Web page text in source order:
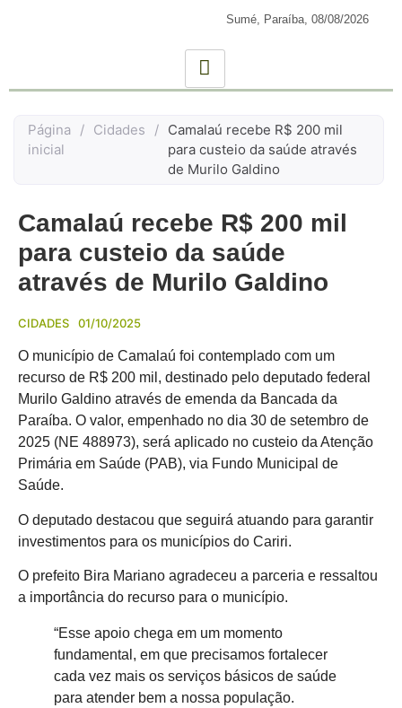
Sumé, Paraíba, 08/08/2026
Página
inicial
/ Cidades / Camalaú recebe R$ 200 mil
para custeio da saúde através
de Murilo Galdino
Camalaú recebe R$ 200 mil
para custeio da saúde
através de Murilo Galdino
CIDADES 01/10/2025
O município de Camalaú foi contemplado com um
recurso de R$ 200 mil, destinado pelo deputado federal
Murilo Galdino através de emenda da Bancada da
Paraíba. O valor, empenhado no dia 30 de setembro de
2025 (NE 488973), será aplicado no custeio da Atenção
Primária em Saúde (PAB), via Fundo Municipal de
Saúde.
O deputado destacou que seguirá atuando para garantir
investimentos para os municípios do Cariri.
O prefeito Bira Mariano agradeceu a parceria e ressaltou
a importância do recurso para o município.
“Esse apoio chega em um momento
fundamental, em que precisamos fortalecer
cada vez mais os serviços básicos de saúde
para atender bem a nossa população.